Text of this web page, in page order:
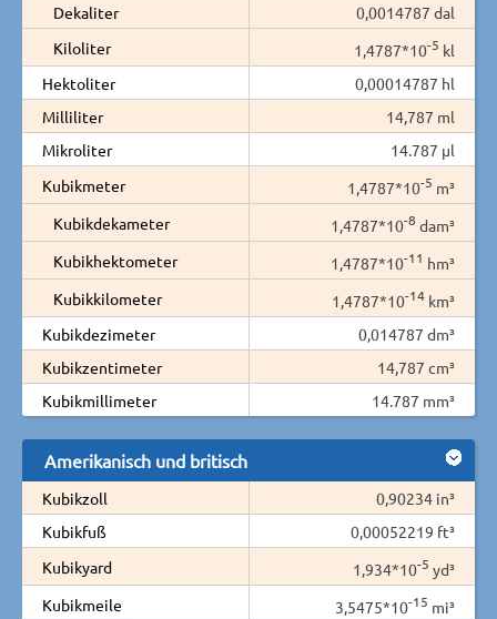
Dekaliter
0,0014787 dal
Kiloliter
1,4787*10-5 kl
Hektoliter
0,00014787 hl
Milliliter
14,787 ml
Mikroliter
14.787 µl
Kubikmeter
1,4787*10-5 m³
Kubikdekameter
1,4787*10-8 dam³
Kubikhektometer
1,4787*10-11 hm³
Kubikkilometer
1,4787*10-14 km³
Kubikdezimeter
0,014787 dm³
Kubikzentimeter
14,787 cm³
Kubikmillimeter
14.787 mm³
Amerikanisch und britisch
Kubikzoll
0,90234 in³
Kubikfuß
0,00052219 ft³
Kubikyard
1,934*10-5 yd³
Kubikmeile
3,5475*10-15 mi³